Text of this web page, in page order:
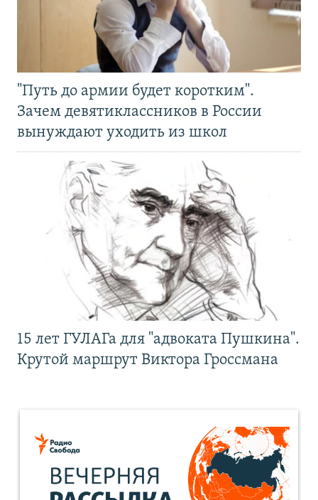
"Путь до армии будет коротким".
Зачем девятиклассников в России
вынуждают уходить из школ
15 лет ГУЛАГа для "адвоката Пушкина".
Крутой маршрут Виктора Гроссмана